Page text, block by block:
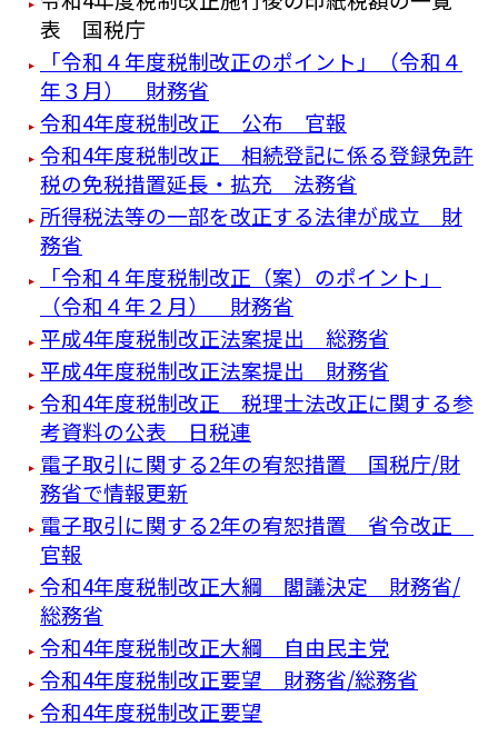
表 国税庁
「令和４年度税制改正のポイント」（令和４
年３月） 財務省
令和4年度税制改正 公布 官報
令和4年度税制改正 相続登記に係る登録免許
税の免税措置延長・拡充 法務省
所得税法等の一部を改正する法律が成立 財
務省
「令和４年度税制改正（案）のポイント」
（令和４年２月） 財務省
平成4年度税制改正法案提出 総務省
平成4年度税制改正法案提出 財務省
令和4年度税制改正 税理士法改正に関する参
考資料の公表 日税連
電子取引に関する2年の宥恕措置 国税庁/財
務省で情報更新
電子取引に関する2年の宥恕措置 省令改正
官報
令和4年度税制改正大綱 閣議決定 財務省/
総務省
令和4年度税制改正大綱 自由民主党
令和4年度税制改正要望 財務省/総務省
令和4年度税制改正要望